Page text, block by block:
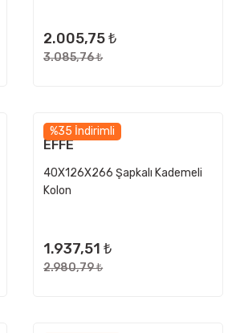
2.005,75 ₺
3.085,76 ₺
%35 İndirimli
EFFE
40X126X266 Şapkalı Kademeli
Kolon
1.937,51 ₺
2.980,79 ₺